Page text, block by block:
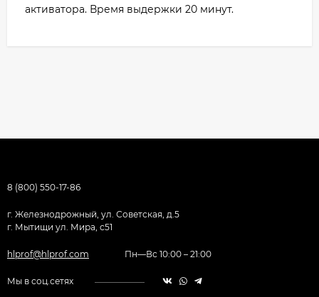
активатора. Время выдержки 20 минут.
8 (800) 550-17-86
г. Железнодрожный, ул. Советская, д.5
г. Мытищи ул. Мира, с51
hlprof@hlprof.com Пн—Вс 10:00 – 21:00
Мы в соц.сетях